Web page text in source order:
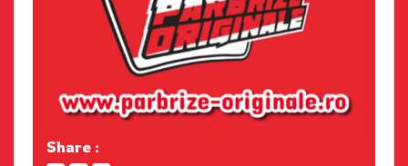
Share :